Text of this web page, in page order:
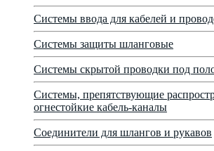
Системы ввода для кабелей и
Системы защиты шланговые
Системы скрытой проводки под
Системы, препятствующие
огнестойкие кабель-каналы
Соединители для шлангов и рукавов